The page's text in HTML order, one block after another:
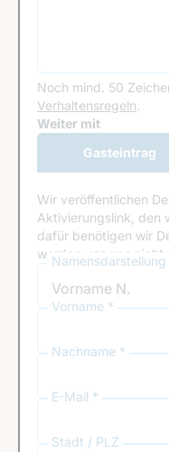
Noch mind. 50
Verhaltensregeln.
Google Recaptcha
Weiter mit
Gasteintrag
Wir veröffentlichen
Aktivierungslink, den
dafür benötigen wir
werden von uns
Namensdarstellung
Vorname *
Nachname *
E-Mail *
Stadt / PLZ